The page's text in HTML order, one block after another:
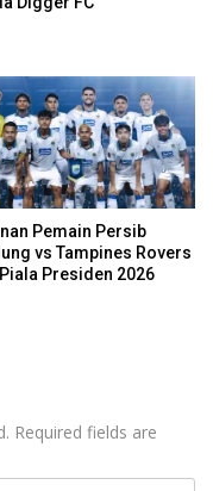
Pemain Persib
vs Tampines Rovers
Presiden 2026
Required fields are